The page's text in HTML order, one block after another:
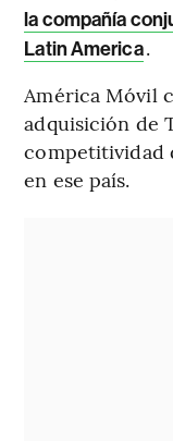
la compañía
Latin America.
América Móvil
adquisición de
competitividad
en ese país.